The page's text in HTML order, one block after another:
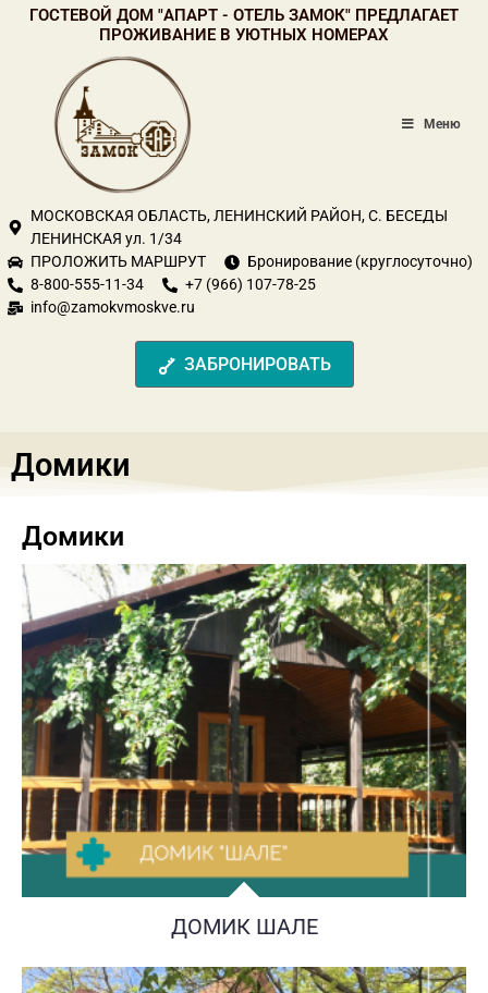
ПерейтиГОСТЕВОЙ ДОМ "АПАРТ - ОТЕЛЬ ЗАМОК" ПРЕДЛАГАЕТ
ПРОЖИВАНИЕ В УЮТНЫХ НОМЕРАХ
Меню
МОСКОВСКАЯ ОБЛАСТЬ, ЛЕНИНСКИЙ РАЙОН, С. БЕСЕДЫ
ЛЕНИНСКАЯ ул. 1/34
ПРОЛОЖИТЬ МАРШРУТ
Бронирование (круглосуточно)
8-800-555-11-34
+7 (966) 107-78-25
info@zamokvmoskve.ru
ЗАБРОНИРОВАТЬ
Домики
Домики
ДОМИК ШАЛЕ